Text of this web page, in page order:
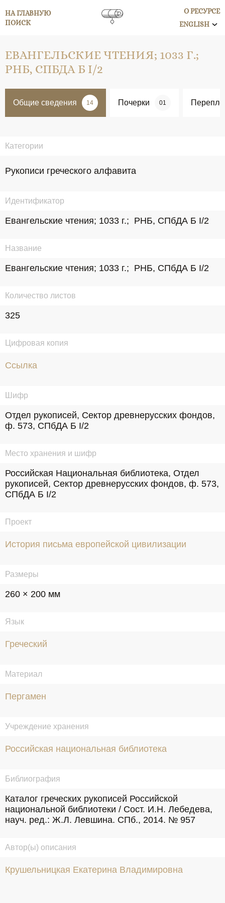
НА ГЛАВНУЮ
ПОИСК
О РЕСУРСЕ
ENGLISH
ЕВАНГЕЛЬСКИЕ ЧТЕНИЯ; 1033 Г.;
РНБ, СПБДА Б I/2
Общие сведения 14 Почерки 01
Категории
Рукописи греческого алфавита
Идентификатор
Евангельские чтения; 1033 г.;  РНБ, СПбДА Б I/2
Название
Евангельские чтения; 1033 г.;  РНБ, СПбДА Б I/2
Количество листов
325
Цифровая копия
Ссылка
Шифр
Отдел рукописей, Сектор древнерусских фондов,
ф. 573, СПбДА Б I/2
Место хранения и шифр
Российская Национальная библиотека, Отдел
рукописей, Сектор древнерусских фондов, ф. 573,
СПбДА Б I/2
Проект
История письма европейской цивилизации
Размеры
260 × 200 мм
Язык
Греческий
Материал
Пергамен
Учреждение хранения
Российская национальная библиотека
Библиография
Каталог греческих рукописей Российской
национальной библиотеки / Сост. И.Н. Лебедева,
науч. ред.: Ж.Л. Левшина. СПб., 2014. № 957
Автор(ы) описания
Крушельницкая Екатерина Владимировна